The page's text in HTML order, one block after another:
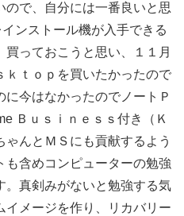
で、自分には一番良いと思
ンストール機が入手できる
っておこうと思い、１１月
ｋｔｏｐを買いたかったので
今はなかったのでノートＰ
Ｂｕｓｉｎｅｓｓ付き（Ｋ
ゃんとＭＳにも貢献するよう
も含めコンピューターの勉強
。真剣みがないと勉強する気
イメージを作り、リカバリー